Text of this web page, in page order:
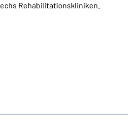
Rehabilitationskliniken.